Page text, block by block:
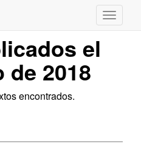
el
de 2018
encontrados.